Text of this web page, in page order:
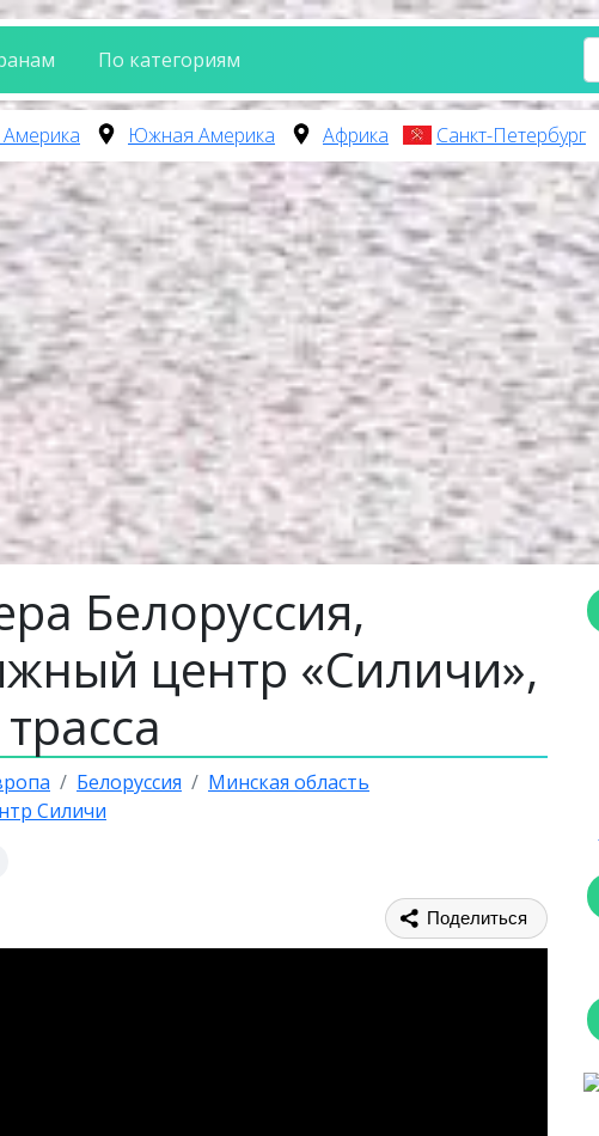
По категориям
Южная Америка Африка Санкт-Петербург
Белоруссия,
центр «Силичи»,
Белоруссия
Минская область
Силичи
Поделиться